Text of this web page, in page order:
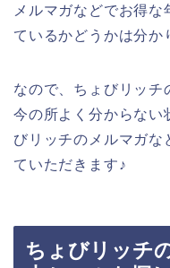
メルマガなどでお得
ているかどうかは分か
なので、ちょびリッチ
今の所よく分からない
びリッチのメルマガな
ていただきます♪
ちょびリッチ